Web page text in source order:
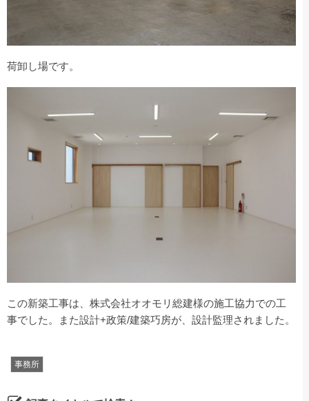
荷卸し場です。
この新築工事は、株式会社オオモリ総建様の施工協力での工
事でした。また設計+政策/建築巧房が、設計監理されました。
事務所